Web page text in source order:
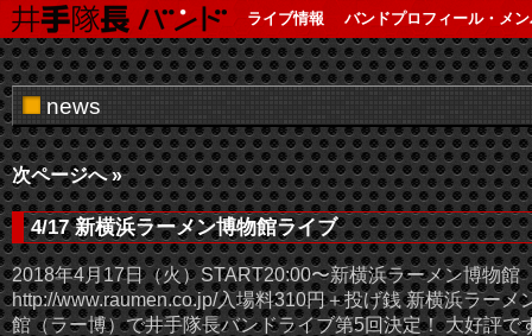
ライブ情報 バンドプロフィール・メ
news
次ページへ »
4/17 新横浜ラーメン博物館ライブ
2018年4月17日（火）START20:00〜新横浜ラーメン博物館
http://www.raumen.co.jp/入場料310円＋投げ銭 新横浜ラーメ
館（ラー博）で井手隊長バンドライブ第5回決定！ 大好評で